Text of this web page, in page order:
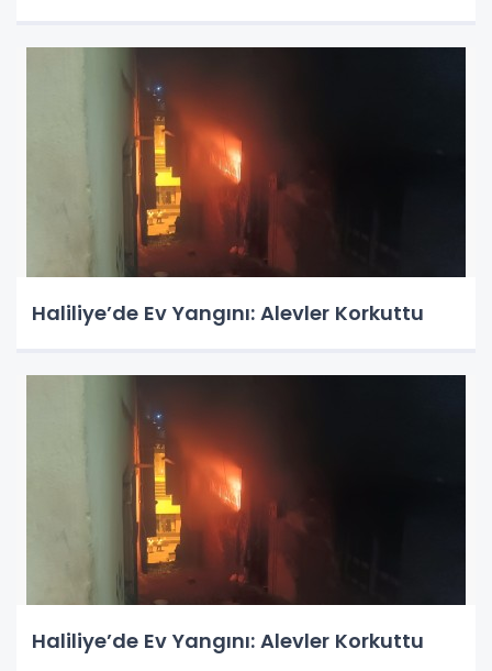
Haliliye’de Ev Yangını: Alevler Korkuttu
Haliliye’de Ev Yangını: Alevler Korkuttu